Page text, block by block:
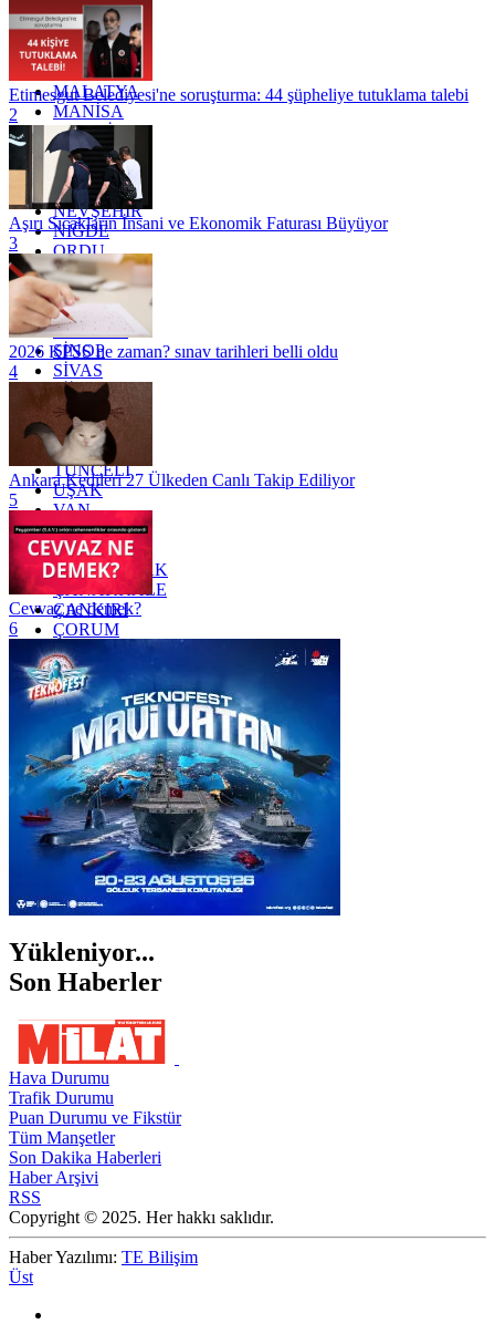
KOCAELİ
KONYA
KÜTAHYA
KİLİS
MALATYA
MANİSA
MARDİN
MERSİN
MUĞLA
MUŞ
NEVŞEHİR
NİĞDE
ORDU
OSMANİYE
RİZE
SAKARYA
SAMSUN
SİNOP
SİVAS
SİİRT
TEKİRDAĞ
TOKAT
TRABZON
TUNCELİ
UŞAK
VAN
YALOVA
YOZGAT
ZONGULDAK
ÇANAKKALE
ÇANKIRI
ÇORUM
İSTANBUL
İZMİR
ŞANLIURFA
ŞIRNAK
Etimesgut Belediyesi'ne soruşturma: 44 şüpheliye tutuklama talebi
2
Aşırı Sıcakların İnsani ve Ekonomik Faturası Büyüyor
3
2026 KPSS ne zaman? sınav tarihleri belli oldu
4
Ankara Kedileri 27 Ülkeden Canlı Takip Ediliyor
5
Cevvaz ne demek?
6
Yükleniyor...
Son Haberler
Hava Durumu
Trafik Durumu
Puan Durumu ve Fikstür
Tüm Manşetler
Son Dakika Haberleri
Haber Arşivi
RSS
Copyright © 2025. Her hakkı saklıdır.
Haber Yazılımı: TE Bilişim
Üst